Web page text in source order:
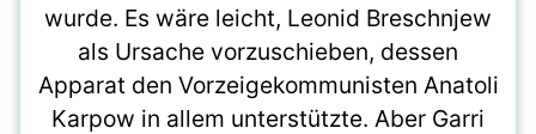
wurde. Es wäre leicht, Leonid Breschnjew
als Ursache vorzuschieben, dessen
Apparat den Vorzeigekommunisten Anatoli
Karpow in allem unterstützte. Aber Garri